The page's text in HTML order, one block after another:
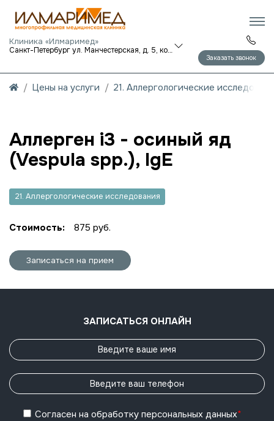
Клиника «Илмаримед»
Санкт-Петербург ул. Манчестерская, д. 5, корп. 1
Заказать звонок
Цены на услуги 21. Аллергологические
Аллерген i3 - осиный яд
(Vespula spp.), IgE
21. Аллергологические исследования
Стоимость: 875 руб.
Записаться на прием
ЗАПИСАТЬСЯ ОНЛАЙН
Согласен на обработку персональных данных*